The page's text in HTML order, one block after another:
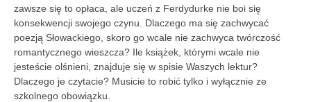
zawsze się to opłaca, ale uczeń z Ferdydurke nie boi się
konsekwencji swojego czynu. Dlaczego ma się zachwycać
poezją Słowackiego, skoro go wcale nie zachwyca twórczość
romantycznego wieszcza? Ile książek, którymi wcale nie
jesteście olśnieni, znajduje się w spisie Waszych lektur?
Dlaczego je czytacie? Musicie to robić tylko i wyłącznie ze
szkolnego obowiązku.